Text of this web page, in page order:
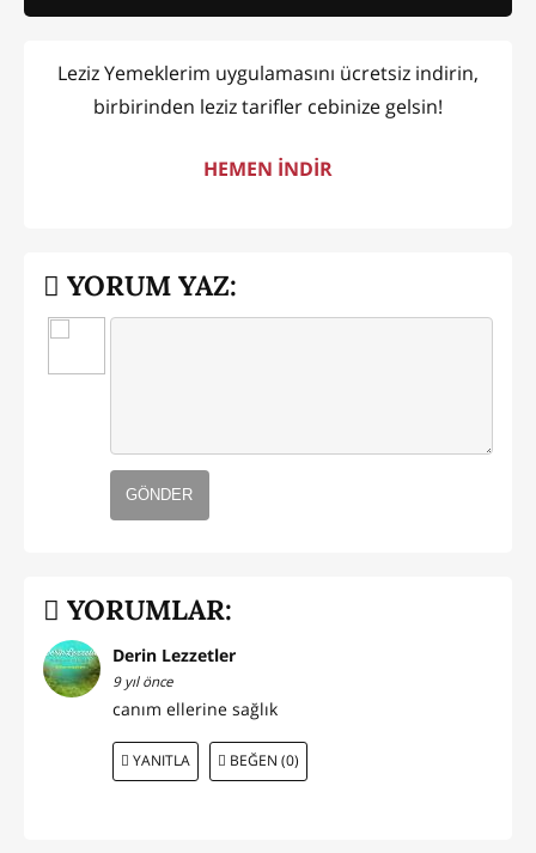
Leziz Yemeklerim uygulamasını ücretsiz indirin,
birbirinden leziz tarifler cebinize gelsin!
HEMEN İNDİR
YORUM YAZ:
GÖNDER
YORUMLAR:
Derin Lezzetler
9 yıl önce
canım ellerine sağlık
YANITLA BEĞEN (0)